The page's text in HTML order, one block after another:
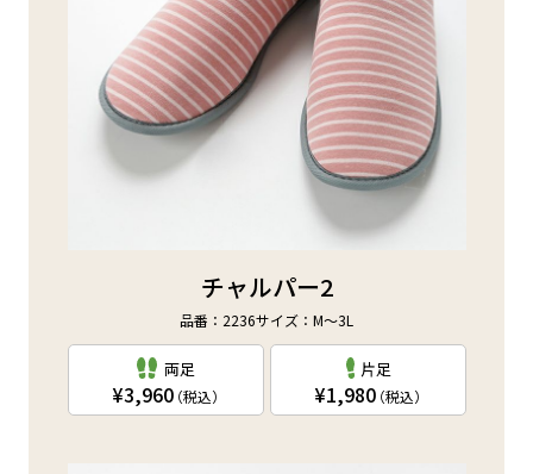
チャルパー2
品番：2236サイズ：M～3L
両足
3,960 （税込）
片足
1,980 （税込）